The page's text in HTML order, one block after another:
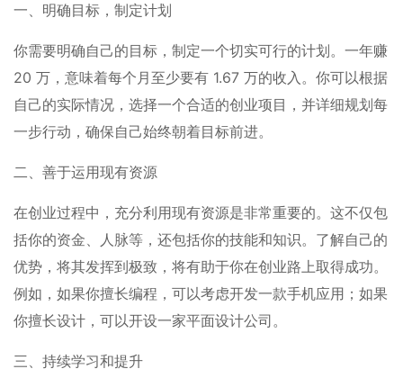
一、明确目标，制定计划
你需要明确自己的目标，制定一个切实可行的计划。一年赚
20 万，意味着每个月至少要有 1.67 万的收入。你可以根据
自己的实际情况，选择一个合适的创业项目，并详细规划每
一步行动，确保自己始终朝着目标前进。
二、善于运用现有资源
在创业过程中，充分利用现有资源是非常重要的。这不仅包
括你的资金、人脉等，还包括你的技能和知识。了解自己的
优势，将其发挥到极致，将有助于你在创业路上取得成功。
例如，如果你擅长编程，可以考虑开发一款手机应用；如果
你擅长设计，可以开设一家平面设计公司。
三、持续学习和提升